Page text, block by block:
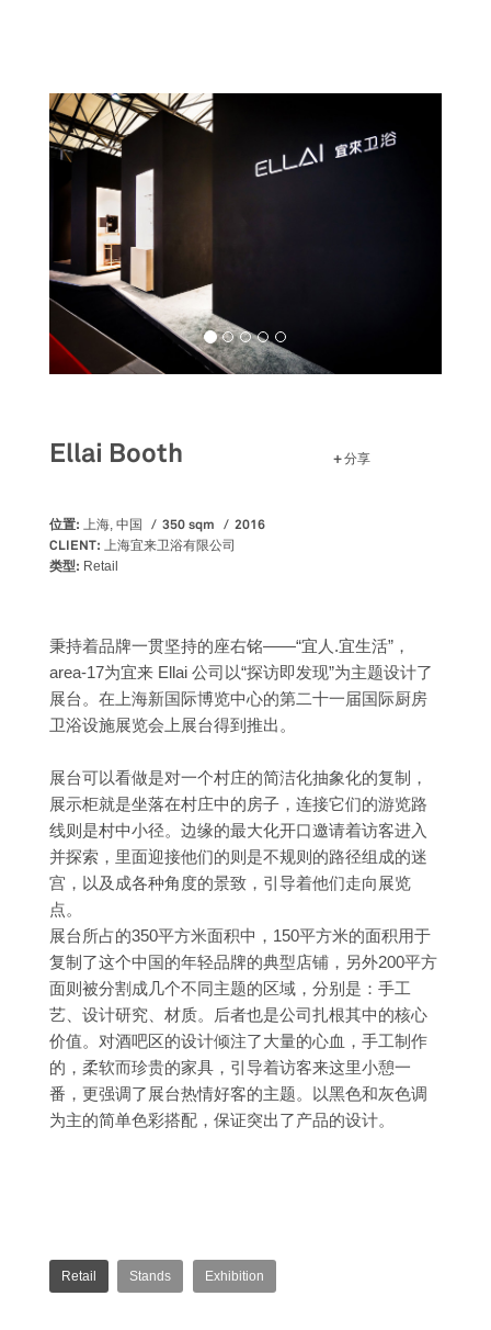
Ellai Booth 分享
位置: 上海, 中国 350 sqm
2016
CLIENT:
上海宜来卫浴有限公司
类型: Retail
秉持着品牌一贯坚持的座右铭——“宜人.宜生活”，
area-17为宜来 Ellai 公司以“探访即发现”为主题设计了
展台。在上海新国际博览中心的第二十一届国际厨房
卫浴设施展览会上展台得到推出。
展台可以看做是对一个村庄的简洁化抽象化的复制，
展示柜就是坐落在村庄中的房子，连接它们的游览路
线则是村中小径。边缘的最大化开口邀请着访客进入
并探索，里面迎接他们的则是不规则的路径组成的迷
宫，以及成各种角度的景致，引导着他们走向展览
点。
展台所占的350平方米面积中，150平方米的面积用于
复制了这个中国的年轻品牌的典型店铺，另外200平方
面则被分割成几个不同主题的区域，分别是：手工
艺、设计研究、材质。后者也是公司扎根其中的核心
价值。对酒吧区的设计倾注了大量的心血，手工制作
的，柔软而珍贵的家具，引导着访客来这里小憩一
番，更强调了展台热情好客的主题。以黑色和灰色调
为主的简单色彩搭配，保证突出了产品的设计。
Retail Stands Exhibition